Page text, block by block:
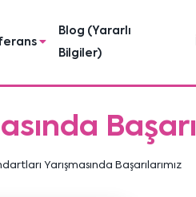
Blog (Yararlı
Bilgiler)
Yarışmasında Başarılarımız